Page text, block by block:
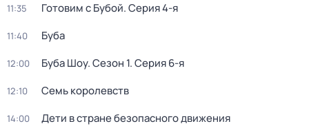
11:35 Готовим с Бубой. Серия 4-я
11:40 Буба
12:00 Буба Шоу. Сезон 1. Серия 6-я
12:10 Семь королевств
14:00 Дети в стране безопасного движения